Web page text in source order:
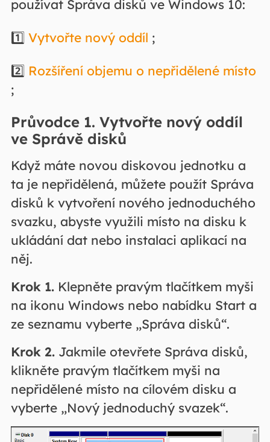
používat Správa disků ve Windows 10:
1️⃣ Vytvořte nový oddíl ;
2️⃣ Rozšíření objemu o nepřidělené místo
;
Průvodce 1. Vytvořte nový oddíl
ve Správě disků
Když máte novou diskovou jednotku a
ta je nepřidělená, můžete použít Správa
disků k vytvoření nového jednoduchého
svazku, abyste využili místo na disku k
ukládání dat nebo instalaci aplikací na
něj.
Krok 1.Klepněte pravým tlačítkem myši
na ikonu Windows nebo nabídku Start a
ze seznamu vyberte „Správa disků“.
Krok 2.Jakmile otevřete Správa disků,
klikněte pravým tlačítkem myši na
nepřidělené místo na cílovém disku a
vyberte „Nový jednoduchý svazek“.